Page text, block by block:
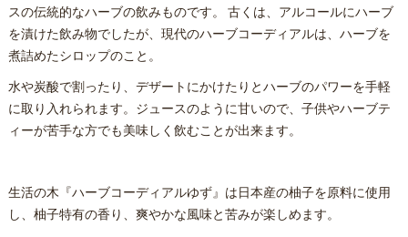
スの伝統的なハーブの飲みものです。 古くは、アルコールにハーブ
を漬けた飲み物でしたが、現代のハーブコーディアルは、ハーブを
煮詰めたシロップのこと。
水や炭酸で割ったり、デザートにかけたりとハーブのパワーを手軽
に取り入れられます。ジュースのように甘いので、子供やハーブテ
ィーが苦手な方でも美味しく飲むことが出来ます。
生活の木『ハーブコーディアルゆず』は日本産の柚子を原料に使用
し、柚子特有の香り、爽やかな風味と苦みが楽しめます。